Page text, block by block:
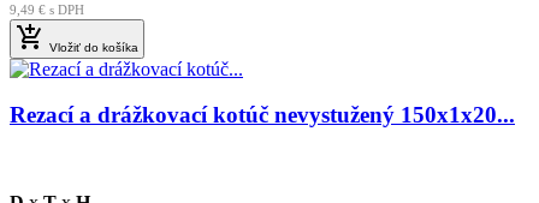
9,49 € s DPH
 Vložiť do košíka
Rezací a drážkovací kotúč nevystužený 150x1x20...